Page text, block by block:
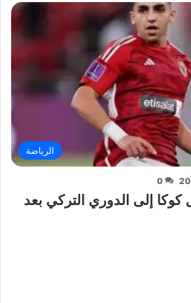
الرياضة
0
كوكا إلى الدوري التركي بعد